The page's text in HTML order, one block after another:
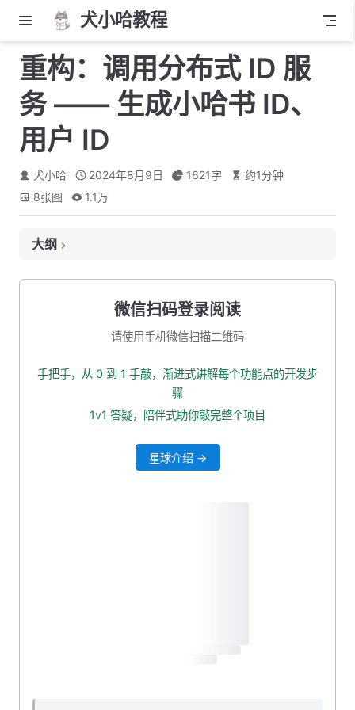
犬小哈教程
重构：调用分布式 ID 服
务 —— 生成小哈书 ID、
用户 ID
犬小哈 2024年8月9日 1621字 约1分钟
8张图 1.1万
大纲
封装 rpc 调用
重构 service
leaf 数据库添加业务记录
微信扫码登录阅读
请使用手机微信扫描二维码
手把手，从 0 到 1 手敲，渐进式讲解每个功能点的开发步
骤
1v1 答疑，陪伴式助你敲完整个项目
星球介绍 →